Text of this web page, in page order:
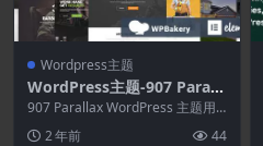
Wordpress主题
WordPress主题-907 Parall
ax–响应式多功能WordPress
主题 5.3.14
907 Parallax WordPress 主题用
2 年前 44